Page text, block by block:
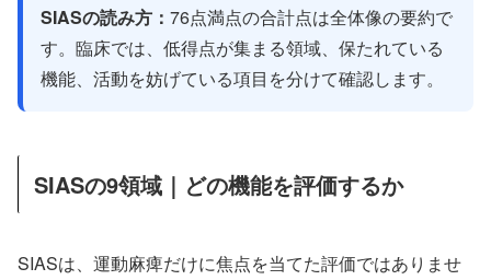
SIASの読み方： 76点満点の合計点は全体像の要約で
す。臨床では、低得点が集まる領域、保たれている
機能、活動を妨げている項目を分けて確認します。
SIASの9領域｜どの機能を評価するか
SIASは、運動麻痺だけに焦点を当てた評価ではありませ